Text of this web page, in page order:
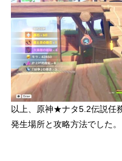
以上、原神★ナタ5.2伝説任
発生場所と攻略方法でした。